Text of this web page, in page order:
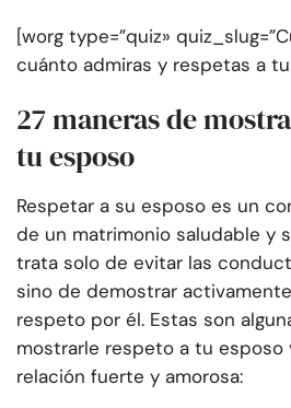
[worg type=”quiz»
cuánto admiras y respetas a tu
27 maneras de
tu esposo
Respetar a su esposo es un
de un matrimonio saludable y
trata solo de evitar las
sino de demostrar
respeto por él. Estas son
mostrarle respeto a tu esposo
relación fuerte y amorosa: